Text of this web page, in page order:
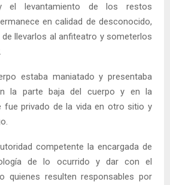
y el levantamiento de los restos
en calidad de desconocido,
llevarlos al anfiteatro y someterlos
estaba maniatado y presentaba
la parte baja del cuerpo y en la
fue privado de la vida en otro sitio y
competente la encargada de
de lo ocurrido y dar con el
quienes resulten responsables por